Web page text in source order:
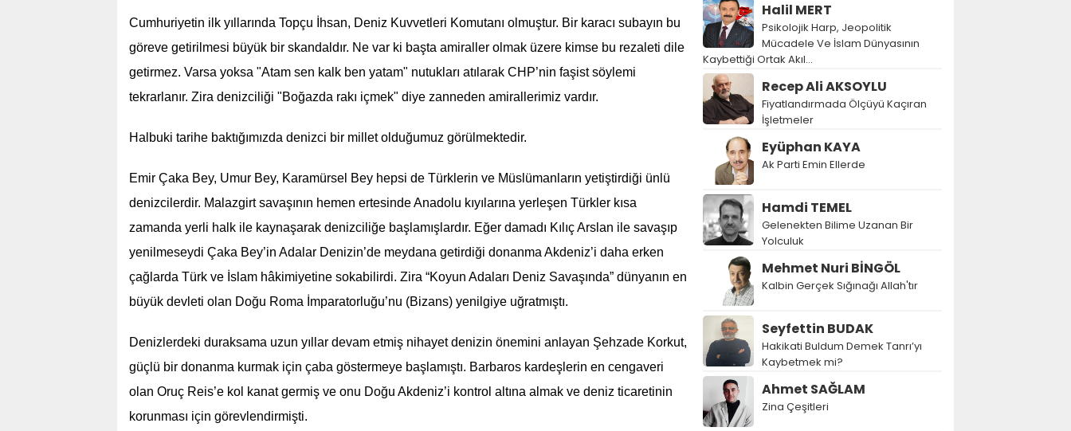
Cumhuriyetin ilk yıllarında Topçu İhsan, Deniz Kuvvetleri Komutanı olmuştur. Bir karacı subayın bu
göreve getirilmesi büyük bir skandaldır. Ne var ki başta amiraller olmak üzere kimse bu rezaleti dile
getirmez. Varsa yoksa "Atam sen kalk ben yatam" nutukları atılarak CHP’nin faşist söylemi
tekrarlanır. Zira denizciliği "Boğazda rakı içmek" diye zanneden amirallerimiz vardır.
Halbuki tarihe baktığımızda denizci bir millet olduğumuz görülmektedir.
Emir Çaka Bey, Umur Bey, Karamürsel Bey hepsi de Türklerin ve Müslümanların yetiştirdiği ünlü
denizcilerdir. Malazgirt savaşının hemen ertesinde Anadolu kıyılarına yerleşen Türkler kısa
zamanda yerli halk ile kaynaşarak denizciliğe başlamışlardır. Eğer damadı Kılıç Arslan ile savaşıp
yenilmeseydi Çaka Bey’in Adalar Denizin’de meydana getirdiği donanma Akdeniz’i daha erken
çağlarda Türk ve İslam hâkimiyetine sokabilirdi. Zira “Koyun Adaları Deniz Savaşında” dünyanın en
büyük devleti olan Doğu Roma İmparatorluğu’nu (Bizans) yenilgiye uğratmıştı.
Denizlerdeki duraksama uzun yıllar devam etmiş nihayet denizin önemini anlayan Şehzade Korkut,
güçlü bir donanma kurmak için çaba göstermeye başlamıştı. Barbaros kardeşlerin en cengaveri
olan Oruç Reis’e kol kanat germiş ve onu Doğu Akdeniz’i kontrol altına almak ve deniz ticaretinin
korunması için görevlendirmişti.
Halil MERT
Psikolojik Harp, Jeopolitik
Mücadele Ve İslam Dünyasının
Kaybettiği Ortak Akıl…
Recep Ali AKSOYLU
Fiyatlandırmada Ölçüyü Kaçıran
İşletmeler
Eyüphan KAYA
Ak Parti Emin Ellerde
Hamdi TEMEL
Gelenekten Bilime Uzanan Bir
Yolculuk
Mehmet Nuri BİNGÖL
Kalbin Gerçek Sığınağı Allah'tır
Seyfettin BUDAK
Hakikati Buldum Demek Tanrı’yı
Kaybetmek mi?
Ahmet SAĞLAM
Zina Çeşitleri